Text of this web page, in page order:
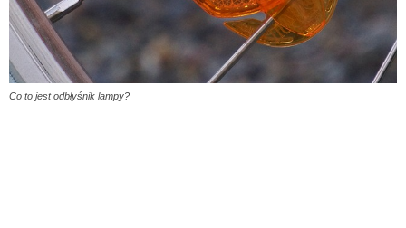
Co to jest odbłyśnik lampy?